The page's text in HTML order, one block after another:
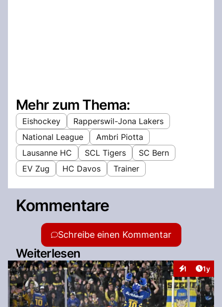
Mehr zum Thema:
Eishockey
Rapperswil-Jona Lakers
National League
Ambri Piotta
Lausanne HC
SCL Tigers
SC Bern
EV Zug
HC Davos Trainer
Kommentare
Schreibe einen Kommentar
Weiterlesen
1
Interaktionen
1y